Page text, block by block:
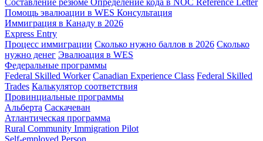
Помощь эвалюации в WES Консультация
Иммиграция в Канаду в 2026
Express Entry
Процесс иммиграции Сколько нужно баллов в 2026 Сколько
нужно денег Эвалюация в WES
Федеральные программы
Federal Skilled Worker Canadian Experience Class Federal Skilled
Trades Калькулятор соответствия
Провинциальные программы
Альберта Саскачеван
Атлантическая программа
Rural Community Immigration Pilot
Self-employed Person